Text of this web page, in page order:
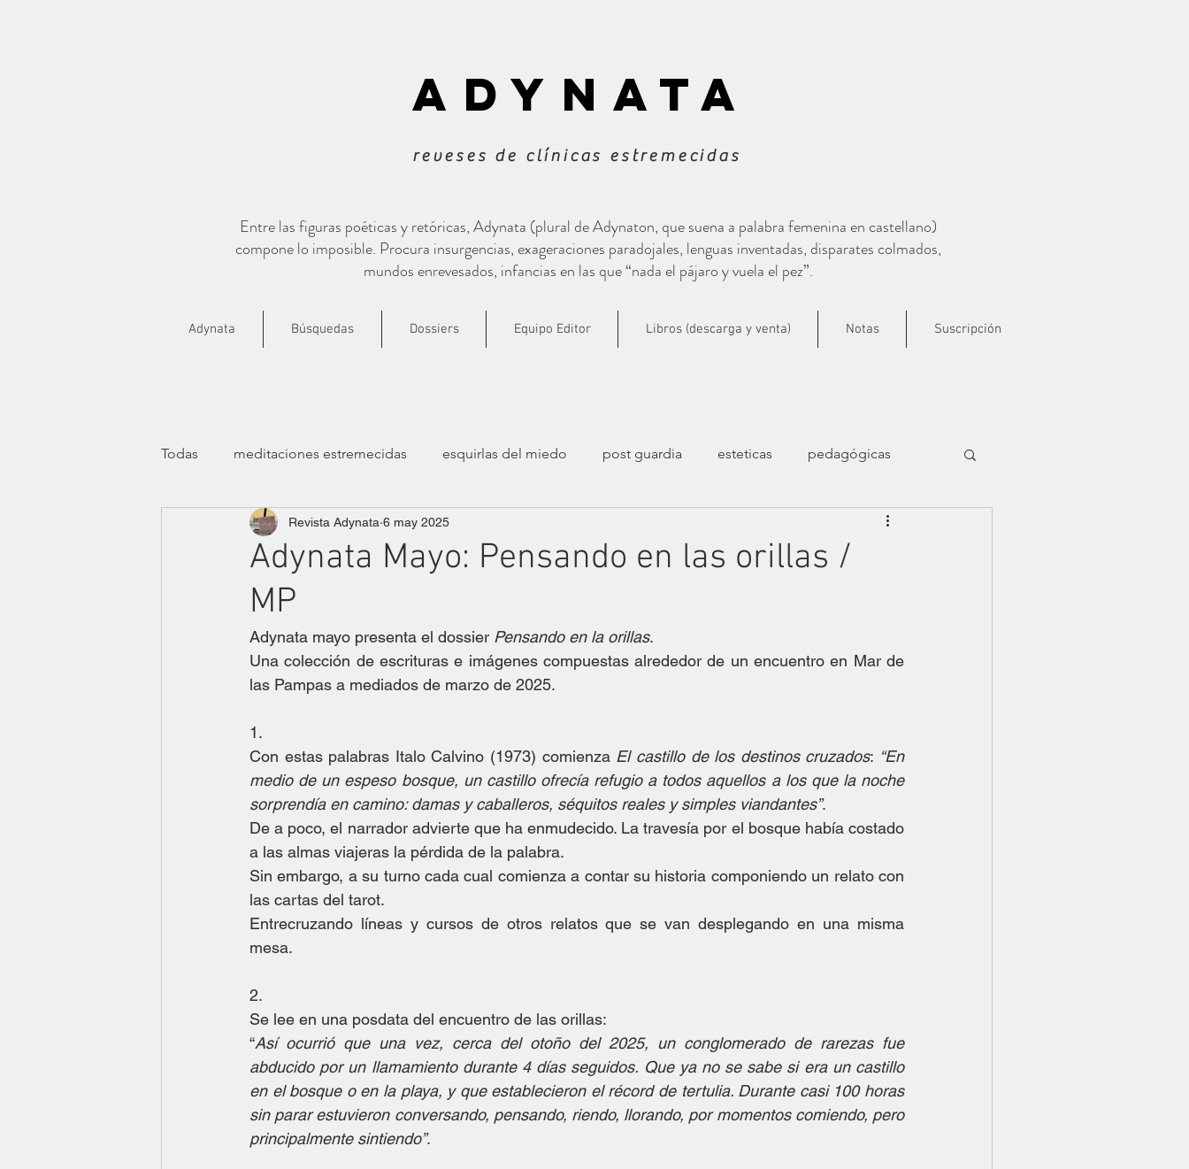
ADYNATa
reveses de clínicas estremecidas
Todas meditaciones estremecidas esquirlas del miedo post guardia esteticas pedagógicas
manifiestos efemérides poéticas
transfeminismos
ensayísticas literarias crueldades fin de un mundo Epistolarios Dossier Orillas
eróticas lúdicas
Adynata Mayo: Pensando en las orillas /
MP
Revista Adynata 6 may 2025
Adynata mayo presenta el dossier Pensando en la orillas.
Una colección de escrituras e imágenes compuestas alrededor de un encuentro en Mar de
las Pampas a mediados de marzo de 2025.
1.
Con estas palabras Italo Calvino (1973) comienza El castillo de los destinos cruzados: “En
medio de un espeso bosque, un castillo ofrecía refugio a todos aquellos a los que la noche
sorprendía en camino: damas y caballeros, séquitos reales y simples viandantes”.
De a poco, el narrador advierte que ha enmudecido. La travesía por el bosque había costado
a las almas viajeras la pérdida de la palabra.
Sin embargo, a su turno cada cual comienza a contar su historia componiendo un relato con
las cartas del tarot.
Entrecruzando líneas y cursos de otros relatos que se van desplegando en una misma
mesa.
2.
Se lee en una posdata del encuentro de las orillas:
“Así ocurrió que una vez, cerca del otoño del 2025, un conglomerado de rarezas fue
abducido por un llamamiento durante 4 días seguidos. Que ya no se sabe si era un castillo
en el bosque o en la playa, y que establecieron el récord de tertulia. Durante casi 100 horas
sin parar estuvieron conversando, pensando, riendo, llorando, por momentos comiendo, pero
principalmente sintiendo”.
Adynata Búsquedas Dossiers Equipo Editor Libros (descarga y venta) Notas Suscripción
Entre las figuras poéticas y retóricas, Adynata (plural de Adynaton, que suena a palabra femenina en castellano)
compone lo imposible. Procura insurgencias, exageraciones paradojales, lenguas inventadas, disparates colmados,
mundos enrevesados, infancias en las que “nada el pájaro y vuela el pez”.